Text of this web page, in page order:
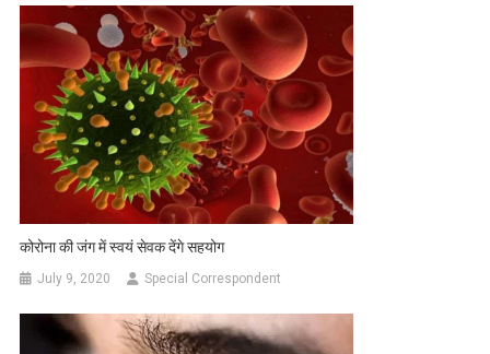
कोरोना की जंग में स्वयं सेवक देंगे सहयोग
July 9, 2020 Special Correspondent